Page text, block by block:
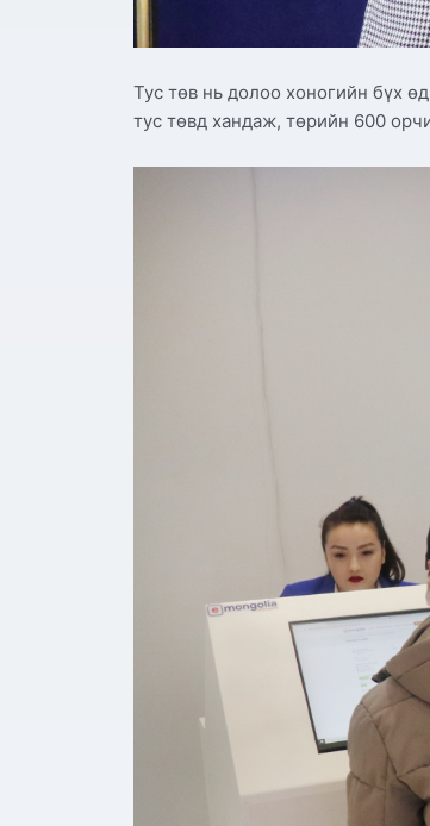
Тус төв нь долоо хоногийн бүх
тус төвд хандаж, төрийн 600